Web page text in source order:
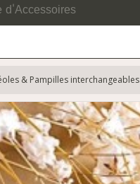
d'Accessoires
& Pampilles interchangeables